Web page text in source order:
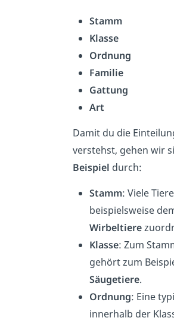
Stamm
Klasse
Ordnung
Familie
Gattung
Art
Damit du die
verstehst, gehen wir
Beispiel durch:
Stamm: Viele
beispielsweise
Wirbeltiere
Klasse: Zum
gehört zum
Säugetiere.
Ordnung: Eine
innerhalb der